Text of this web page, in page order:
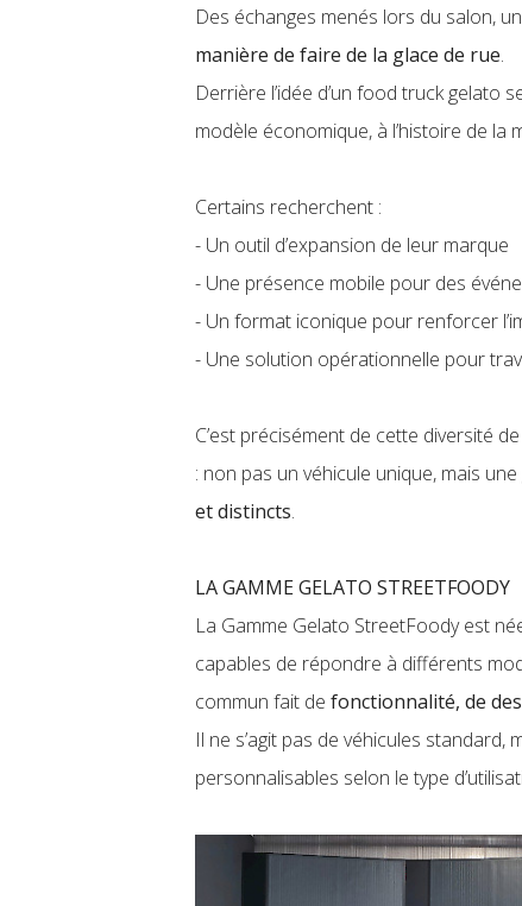
Des échanges menés lors du salon,
manière de faire de la glace de rue.
Derrière l’idée d’un food truck gelato
modèle économique, à l’histoire de
Certains recherchent :
- Un outil d’expansion de leur marque
- Une présence mobile pour des
- Un format iconique pour renforcer
- Une solution opérationnelle pour
C’est précisément de cette diversité
: non pas un véhicule unique, mais
et distincts.
LA GAMME GELATO STREETFOODY
La Gamme Gelato StreetFoody est
capables de répondre à différents
commun fait defonctionnalité, de
Il ne s’agit pas de véhicules
personnalisables selon le type